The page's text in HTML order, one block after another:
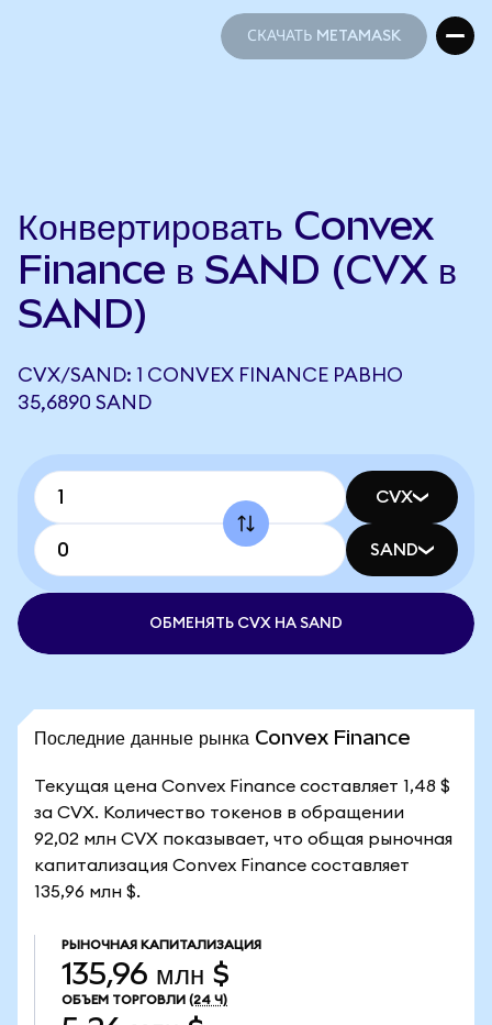
СКАЧАТЬ METAMASK
Конвертировать Convex
Finance в SAND (CVX в
SAND)
CVX/SAND: 1 CONVEX FINANCE РАВНО
35,6890 SAND
CVX
SAND
ОБМЕНЯТЬ CVX НА SAND
Последние данные рынка Convex Finance
Текущая цена Convex Finance составляет 1,48 $
за CVX. Количество токенов в обращении
92,02 млн CVX показывает, что общая рыночная
капитализация Convex Finance составляет
135,96 млн $.
РЫНОЧНАЯ КАПИТАЛИЗАЦИЯ
135,96 млн $
ОБЪЕМ ТОРГОВЛИ (24 Ч)